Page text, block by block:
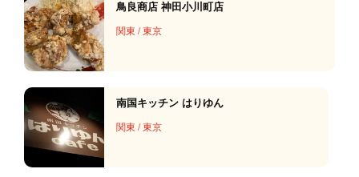
鳥良商店 神田小川町店
関東 /東京
南国キッチン はりゆん
関東 /東京